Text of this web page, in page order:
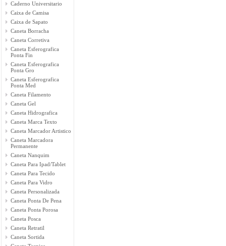
Caderno Universitario
Caixa de Camisa
Caixa de Sapato
Caneta Borracha
Caneta Corretiva
Caneta Esferografica
Ponta Fin
Caneta Esferografica
Ponta Gro
Caneta Esferografica
Ponta Med
Caneta Filamento
Caneta Gel
Caneta Hidrografica
Caneta Marca Texto
Caneta Marcador Artistico
Caneta Marcadora
Permanente
Caneta Nanquim
Caneta Para Ipad/Tablet
Caneta Para Tecido
Caneta Para Vidro
Caneta Personalizada
Caneta Ponta De Pena
Caneta Ponta Porosa
Caneta Posca
Caneta Retratil
Caneta Sortida